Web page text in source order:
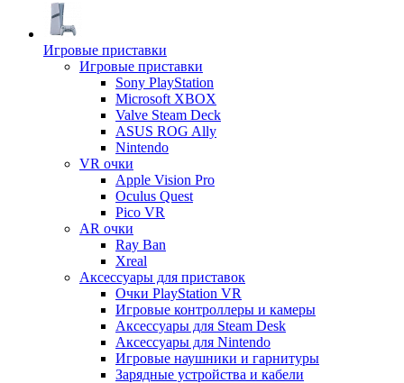
Игровые приставки
Игровые приставки
Sony PlayStation
Microsoft XBOX
Valve Steam Deck
ASUS ROG Ally
Nintendo
VR очки
Apple Vision Pro
Oculus Quest
Pico VR
AR очки
Ray Ban
Xreal
Аксессуары для приставок
Очки PlayStation VR
Игровые контроллеры и камеры
Аксессуары для Steam Desk
Аксессуары для Nintendo
Игровые наушники и гарнитуры
Зарядные устройства и кабели